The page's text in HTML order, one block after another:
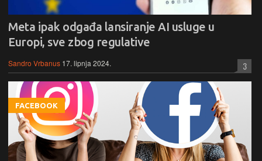
Meta ipak odgađa lansiranje AI usluge u
Europi, sve zbog regulative
Sandro Vrbanus 17. lipnja 2024. 3
FACEBOOK